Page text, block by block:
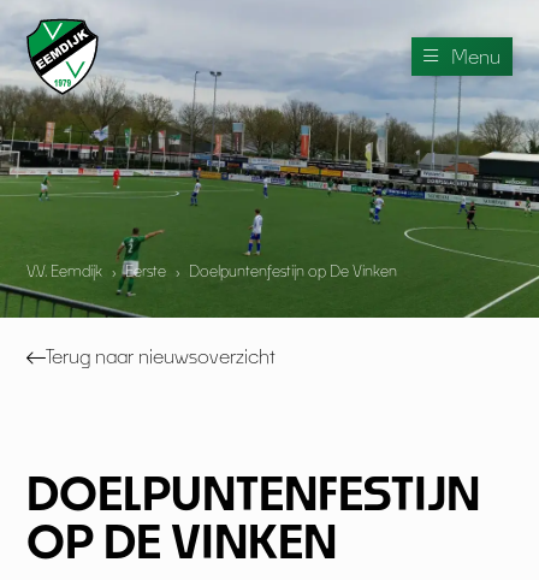
Menu
V.V. Eemdijk › Eerste › Doelpuntenfestijn op De Vinken
Terug naar nieuwsoverzicht
DOELPUNTENFESTIJN
OP DE VINKEN